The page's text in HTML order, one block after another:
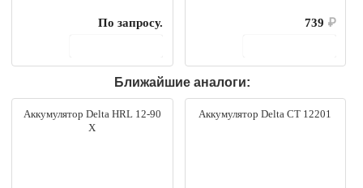
По запросу.
739 ₽
Ближайшие аналоги:
Аккумулятор Delta HRL 12-90
X
Аккумулятор Delta CT 12201